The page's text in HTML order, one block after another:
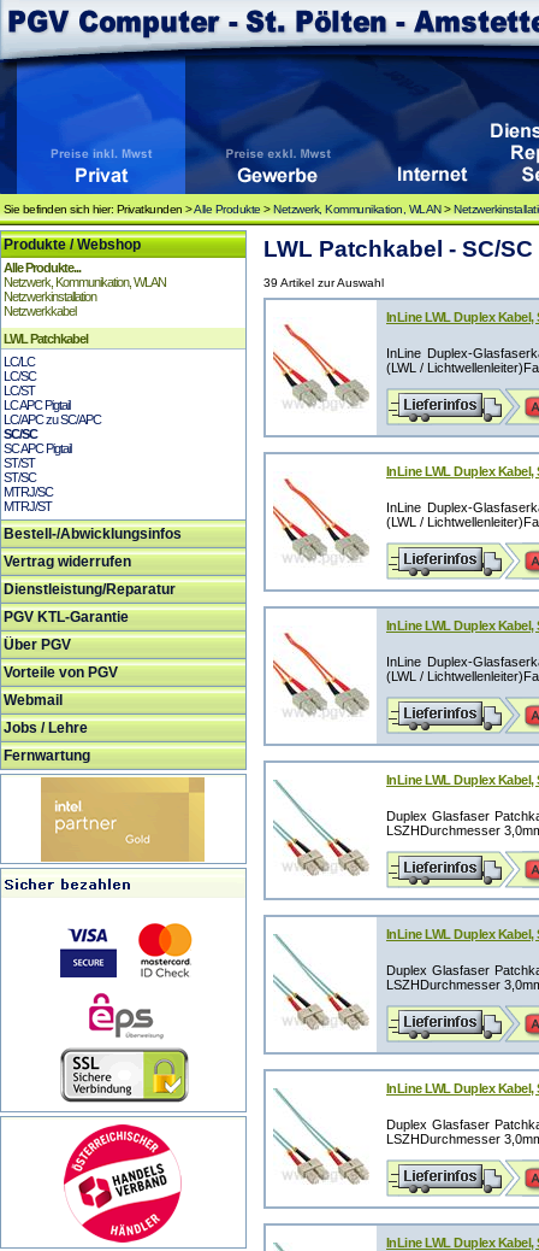
Sie befinden sich hier: Privatkunden >Alle Produkte >Netzwerk, Kommunikation, WLAN>
Produkte / Webshop
Alle Produkte...
Netzwerk, Kommunikation, WLAN
Netzwerkinstallation
Netzwerkkabel
LWL Patchkabel
LC/LC
LC/SC
LC/ST
LC APC Pigtail
LC/APC zu SC/APC
SC/SC
SC APC Pigtail
ST/ST
ST/SC
MTRJ/SC
MTRJ/ST
Bestell-/Abwicklungsinfos
Vertrag widerrufen
Dienstleistung/Reparatur
PGV KTL-Garantie
Über PGV
Vorteile von PGV
Webmail
Jobs / Lehre
Fernwartung
LWL Patchkabel - SC/SC
39 Artikel zur Auswahl
InLine LWL Duplex Kabel,
InLine Duplex-
(LWL /
InLine LWL Duplex Kabel,
InLine Duplex-
(LWL /
InLine LWL Duplex Kabel,
InLine Duplex-
(LWL /
InLine LWL Duplex Kabel,
Duplex Glasfaser
LSZHDurchmesser
InLine LWL Duplex Kabel,
Duplex Glasfaser
LSZHDurchmesser
InLine LWL Duplex Kabel,
Duplex Glasfaser
LSZHDurchmesser
InLine LWL Duplex Kabel,